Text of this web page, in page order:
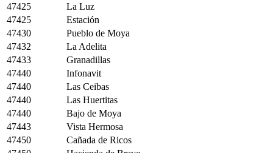
47425
La Luz
47425
Estación
47430
Pueblo de Moya
47432
La Adelita
47433
Granadillas
47440
Infonavit
47440
Las Ceibas
47440
Las Huertitas
47440
Bajo de Moya
47443
Vista Hermosa
47450
Cañada de Ricos